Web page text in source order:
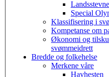
Special
Klassifisering i
Kompetanse om
Økonomi og
svømmeidrett
Bredde og folkehelse
Merkene våre
Havhesten